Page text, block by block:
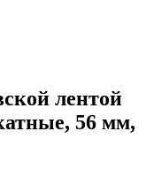
лентой
56 мм,